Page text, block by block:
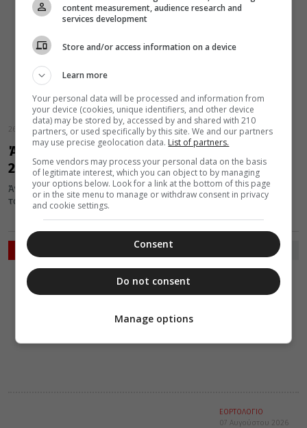
26 Αυγούστου 2018
Άγιοι Ανδριανός και Ναταλία: Εορτάζουν στις
26 Αυγούστου
Άγιοι Ανδριανός και Ναταλία. Η αγία μας Εκκλησία τιμά σήμερα
τους ομοζύγους Αγίους Ανδριανό και Ναταλία, που κατάγονταν...
ΡΟΗ ΕΙΔΗΣΕΩΝ
07 Αυγούστου 2026
ΕΟΡΤΟΛΟΓΙΟ
07 Αυγούστου 2026
content measurement, audience research and
services development
Store and/or access information on a device
Learn more
Your personal data will be processed and information from
your device (cookies, unique identifiers, and other device
data) may be stored by, accessed by and shared with 210
partners, or used specifically by this site. We and our partners
may use precise geolocation data. List of partners.
Some vendors may process your personal data on the basis
of legitimate interest, which you can object to by managing
your options below. Look for a link at the bottom of this page
or in the site menu to manage or withdraw consent in privacy
and cookie settings.
Consent
Do not consent
Manage options